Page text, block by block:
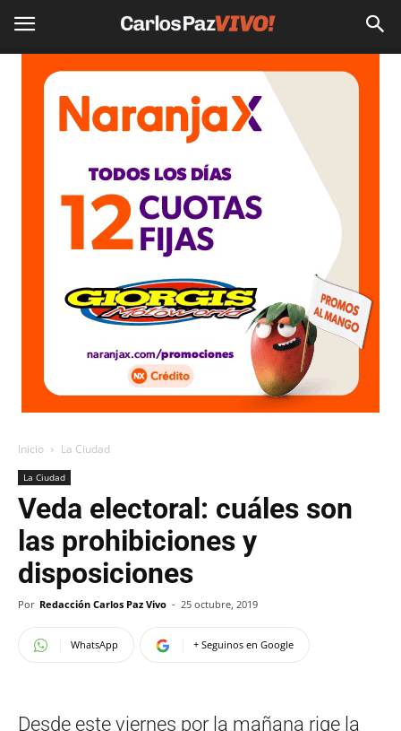
Inicio La Ciudad
La Ciudad
Veda electoral: cuáles son
las prohibiciones y
disposiciones
Por Redacción Carlos Paz Vivo - 25 octubre, 2019
WhatsApp + Seguinos en Google
Desde este viernes por la mañana rige la